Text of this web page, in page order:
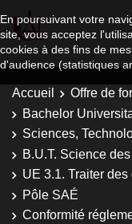
En poursuivant votre
site, vous acceptez
cookies à des fins de
d'audience (statistiques
Accueil
Offre de
Bachelor
Sciences,
B.U.T. Science
UE 3.1. Traiter
Pôle SAÉ
Conformité